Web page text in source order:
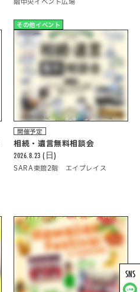
階中央イベント広場
その他イベント
開催予定
相続・遺言無料相談会
2026.8.23 (日)
SARA東館2階 エイプレイス
SNS